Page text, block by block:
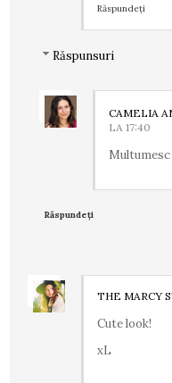
Răspundeți
Răspunsuri
CAMELIA
LA 17:40
Răspundeți
THE MARCY
Cute look!
xL